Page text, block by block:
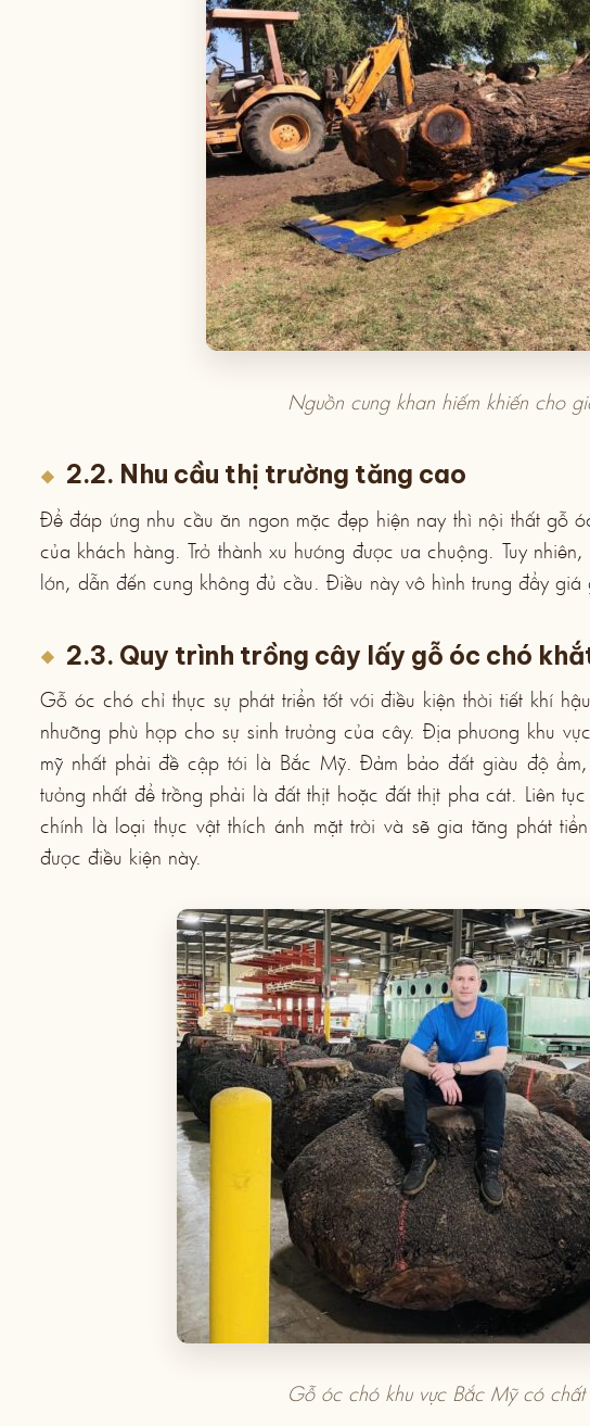
Nguồn cung khan hiếm khiến cho
2.2. Nhu cầu thị trường tăng cao
Để đáp ứng nhu cầu ăn ngon mặc đẹp hiện nay thì nội thất gỗ
của khách hàng. Trở thành xu hướng được ưa chuộng. Tuy
lớn, dẫn đến cung không đủ cầu. Điều này vô hình trung đẩy
2.3. Quy trình trồng cây lấy gỗ óc chó
Gỗ óc chó chỉ thực sự phát triển tốt với điều kiện thời tiết khí
nhưỡng phù hợp cho sự sinh trưởng của cây. Địa phương khu
mỹ nhất phải đề cập tới là Bắc Mỹ. Đảm bảo đất giàu độ
tưởng nhất để trồng phải là đất thịt hoặc đất thịt pha cát. Liên
chính là loại thực vật thích ánh mặt trời và sẽ gia tăng phát
được điều kiện này.
Gỗ óc chó khu vực Bắc Mỹ có chất